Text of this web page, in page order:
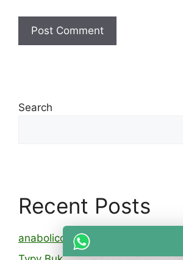
Search
Recent Posts
anabolicos legal 16